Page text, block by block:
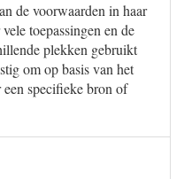
de voorwaarden in haar
toepassingen en de
plekken gebruikt
om op basis van het
specifieke bron of